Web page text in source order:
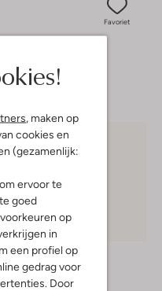
, maken op
cookies en
(gezamenlijk:
ervoor te
goed
op
in
een profiel op
gedrag voor
Door
Favoriet
dagen*